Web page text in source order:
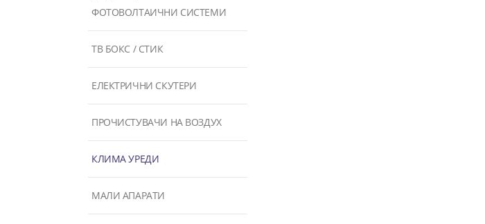
ФОТОВОЛТАИЧНИ СИСТЕМИ
ТВ БОКС / СТИК
ЕЛЕКТРИЧНИ СКУТЕРИ
ПРОЧИСТУВАЧИ НА ВОЗДУХ
КЛИМА УРЕДИ
МАЛИ АПАРАТИ